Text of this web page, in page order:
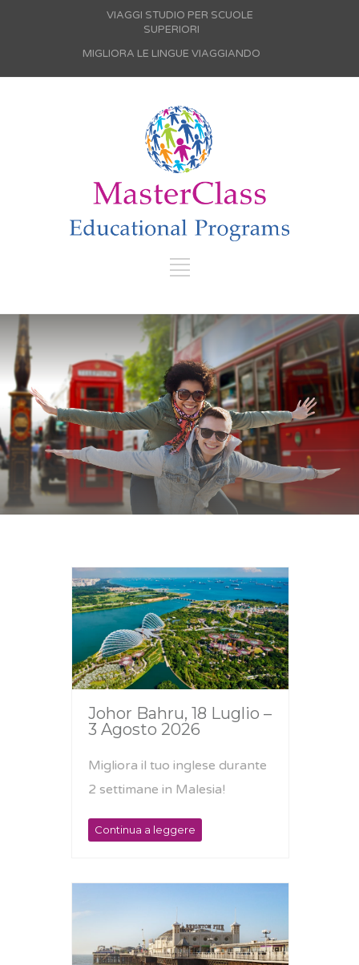
VIAGGI STUDIO PER SCUOLE
SUPERIORI
MIGLIORA LE LINGUE VIAGGIANDO
Johor Bahru, 18 Luglio –
3 Agosto 2026
Migliora il tuo inglese durante
2 settimane in Malesia!
Continua a leggere